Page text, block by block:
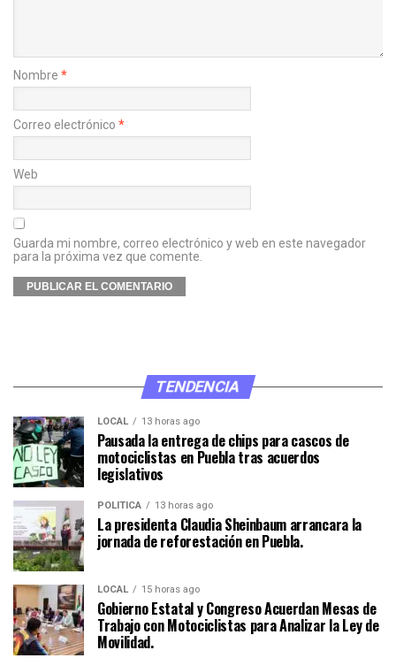
Nombre *
Correo electrónico *
Web
Guarda mi nombre, correo electrónico y web en este navegador
para la próxima vez que comente.
TENDENCIA
LOCAL 13 horas ago
Pausada la entrega de chips para cascos de
motociclistas en Puebla tras acuerdos
legislativos
POLÍTICA 13 horas ago
La presidenta Claudia Sheinbaum arrancara la
jornada de reforestación en Puebla.
LOCAL 15 horas ago
Gobierno Estatal y Congreso Acuerdan Mesas de
Trabajo con Motociclistas para Analizar la Ley de
Movilidad.